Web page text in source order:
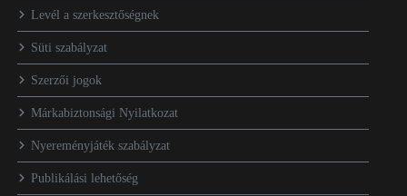
Levél a szerkesztőségnek
Süti szabályzat
Szerzői jogok
Márkabiztonsági Nyilatkozat
Nyereményjáték szabályzat
Publikálási lehetőség